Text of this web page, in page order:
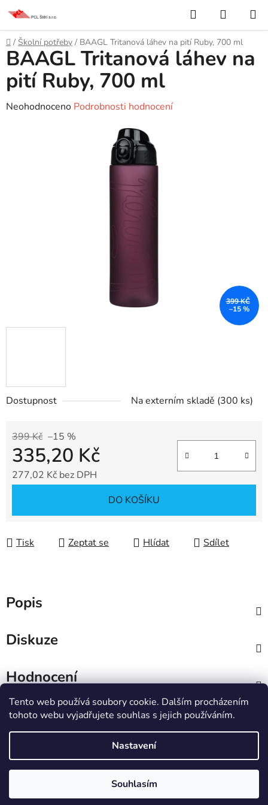
Tento web používá soubory cookie. Dalším procházením
tohoto webu vyjadřujete souhlas s jejich používáním.
Nastavení
Souhlasím
Přejít
obsah
Hledat
KOŠÍK
Domů
/ Školní potřeby / BAAGL Tritanová láhev na pití Ruby, 700 ml
Dostupnost Na externím skladě (300 ks)
399 Kč –15 %
335,20 Kč
277,02 Kč bez DPH
DO KOŠÍKU
Tisk Zeptat se Hlídat Sdílet
BAAGL Tritanová láhev na
pití Ruby, 700 ml
Průměrné
Neohodnoceno Podrobnosti hodnocení
399 KČ
–15 %
Popis
Diskuze
Hodnocení
IT e-shop
Vytvořil Shoptet
PCL Štětí s.r.o.
vyhrazena.